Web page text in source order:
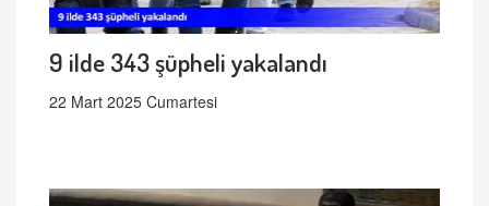
9 ilde 343 şüpheli yakalandı
22 Mart 2025 Cumartesi